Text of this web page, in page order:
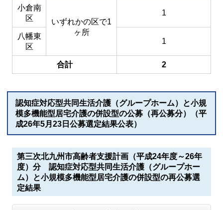
小倉南
区
いずれかの区で1
ヶ所
1
八幡東
区
1
合計 2
認知症対応型共同生活介護（グループホーム）と小規
模多機能型居宅介護の併設型の公募（再公募分）（平
成26年5月23日公募選定結果公表）
第三次北九州市高齢者支援計画（平成24年度～26年
度）分 認知症対応型共同生活介護（グループホー
ム）と小規模多機能型居宅介護の併設型の再公募選
定結果